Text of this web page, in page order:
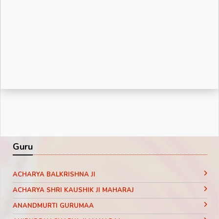
Guru
ACHARYA BALKRISHNA JI
ACHARYA SHRI KAUSHIK JI MAHARAJ
ANANDMURTI GURUMAA